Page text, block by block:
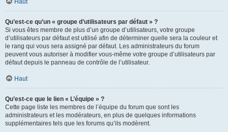
Haut
Qu’est-ce qu’un « groupe d’utilisateurs par défaut » ?
Si vous êtes membre de plus d’un groupe d’utilisateurs, votre groupe
d’utilisateurs par défaut est utilisé afin de déterminer quelle sera la couleur et
le rang qui vous sera assigné par défaut. Les administrateurs du forum
peuvent vous autoriser à modifier vous-même votre groupe d’utilisateurs par
défaut depuis le panneau de contrôle de l’utilisateur.
Haut
Qu’est-ce que le lien « L’équipe » ?
Cette page liste les membres de l’équipe du forum que sont les
administrateurs et les modérateurs, en plus de quelques informations
supplémentaires tels que les forums qu’ils modèrent.